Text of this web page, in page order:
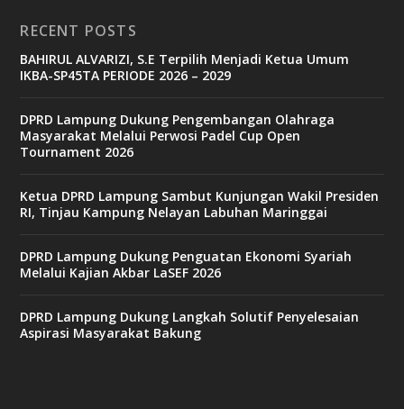
RECENT POSTS
BAHIRUL ALVARIZI, S.E Terpilih Menjadi Ketua Umum
IKBA-SP45TA PERIODE 2026 – 2029
DPRD Lampung Dukung Pengembangan Olahraga
Masyarakat Melalui Perwosi Padel Cup Open
Tournament 2026
Ketua DPRD Lampung Sambut Kunjungan Wakil Presiden
RI, Tinjau Kampung Nelayan Labuhan Maringgai
DPRD Lampung Dukung Penguatan Ekonomi Syariah
Melalui Kajian Akbar LaSEF 2026
DPRD Lampung Dukung Langkah Solutif Penyelesaian
Aspirasi Masyarakat Bakung